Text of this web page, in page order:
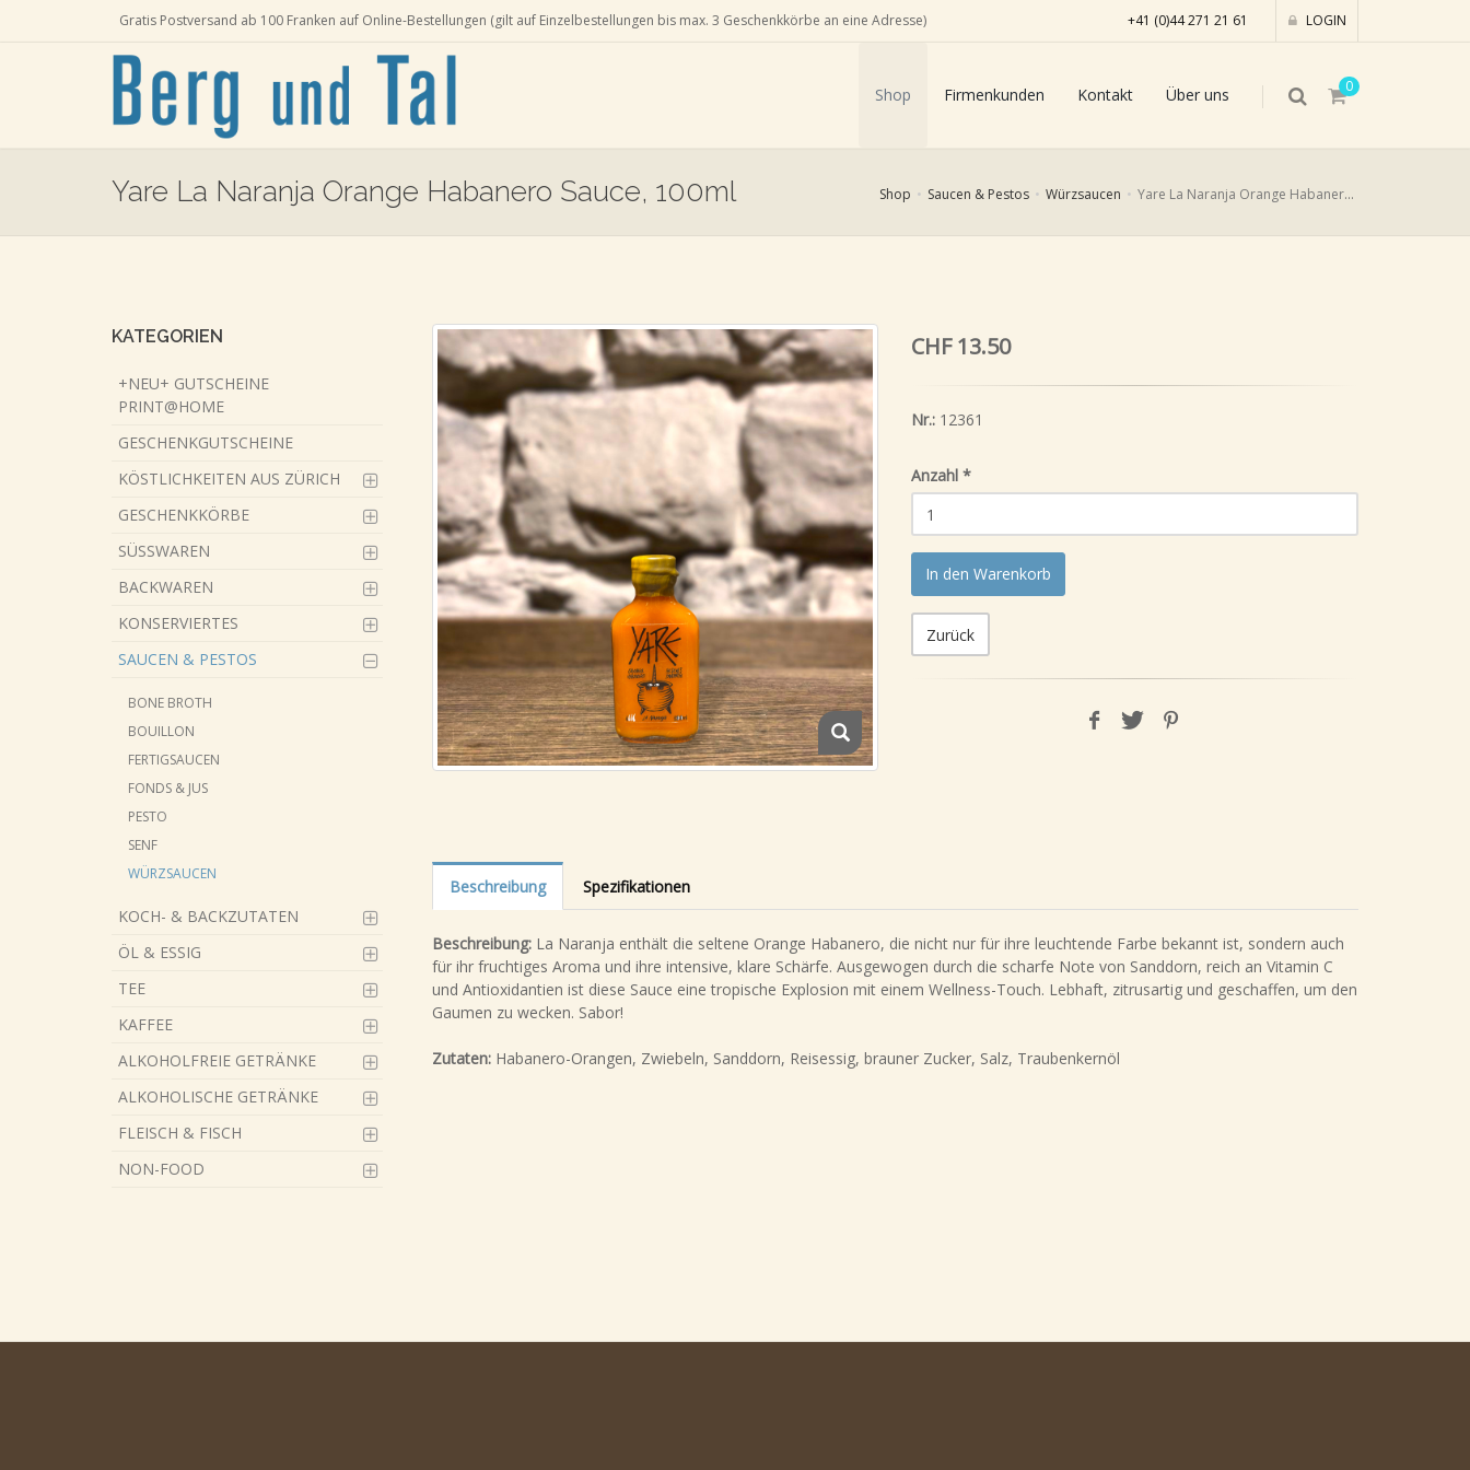
+41 (0)44 271 21 61 LOGIN
Gratis Postversand ab 100 Franken auf Online-Bestellungen (gilt auf Einzelbestellungen bis max. 3 Geschenkkörbe an eine Adresse)
0
Shop Firmenkunden Kontakt Über uns
Yare La Naranja Orange Habanero Sauce, 100ml Shop Saucen & Pestos Würzsaucen Yare La Naranja Orange Habanero Sauce, 100ml
KATEGORIEN
+NEU+ GUTSCHEINE
PRINT@HOME
GESCHENKGUTSCHEINE
KÖSTLICHKEITEN AUS ZÜRICH
GESCHENKKÖRBE
SÜSSWAREN
BACKWAREN
KONSERVIERTES
SAUCEN & PESTOS
BONE BROTH
BOUILLON
FERTIGSAUCEN
FONDS & JUS
PESTO
SENF
WÜRZSAUCEN
KOCH- & BACKZUTATEN
ÖL & ESSIG
TEE
KAFFEE
ALKOHOLFREIE GETRÄNKE
ALKOHOLISCHE GETRÄNKE
FLEISCH & FISCH
NON-FOOD
CHF 13.50
Nr.: 12361
Anzahl *
In den Warenkorb
Zurück
Beschreibung Spezifikationen
Beschreibung: La Naranja enthält die seltene Orange Habanero, die nicht nur für ihre leuchtende Farbe bekannt ist, sondern auch
für ihr fruchtiges Aroma und ihre intensive, klare Schärfe. Ausgewogen durch die scharfe Note von Sanddorn, reich an Vitamin C
und Antioxidantien ist diese Sauce eine tropische Explosion mit einem Wellness-Touch. Lebhaft, zitrusartig und geschaffen, um den
Gaumen zu wecken. Sabor!
Zutaten:Habanero-Orangen, Zwiebeln, Sanddorn, Reisessig, brauner Zucker, Salz, Traubenkernöl